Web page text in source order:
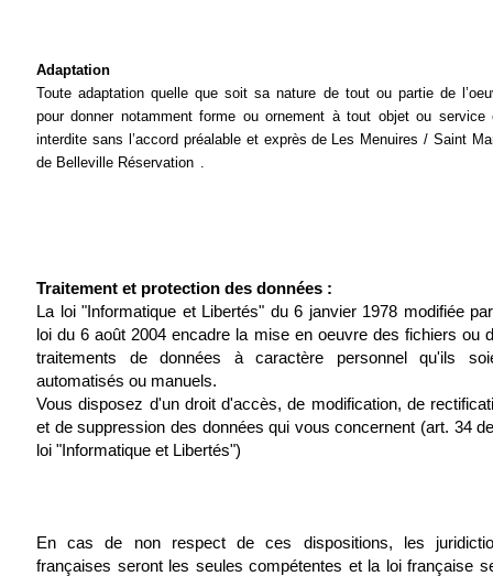
Adaptation
Toute adaptation quelle que soit sa nature de tout ou partie de
pour donner notamment forme ou ornement à tout objet ou service
interdite sans l’accord préalable et exprès de Les Menuires / Saint
de Belleville Réservation .
Traitement et protection des données :
La loi "Informatique et Libertés" du 6 janvier 1978 modifiée
loi du 6 août 2004 encadre la mise en oeuvre des fichiers ou
traitements de données à caractère personnel qu'ils
automatisés ou manuels.
Vous disposez d'un droit d'accès, de modification, de
et de suppression des données qui vous concernent (art. 34
loi "Informatique et Libertés")
En cas de non respect de ces dispositions, les
françaises seront les seules compétentes et la loi française